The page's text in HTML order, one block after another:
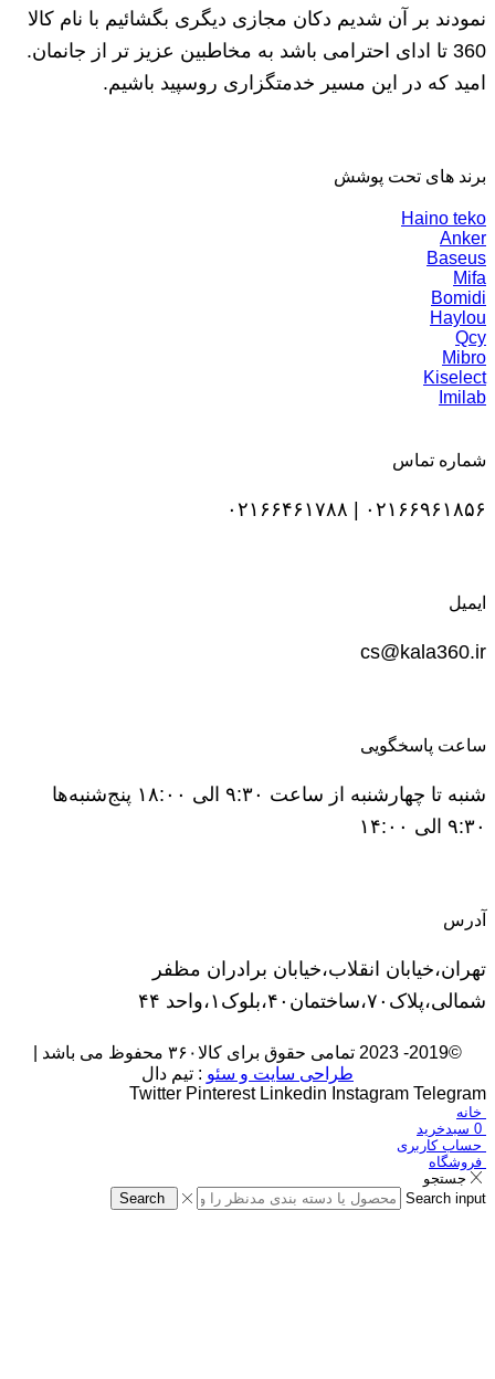
نمودند بر آن شدیم دکان مجازی دیگری بگشائیم با نام کالا
360 تا ادای احترامی باشد به مخاطبین عزیز تر از جانمان.
امید که در این مسیر خدمتگزاری روسپید باشیم.
برند های تحت پوشش
Haino teko
Anker
Baseus
Mifa
Bomidi
Haylou
Qcy
Mibro
Kiselect
Imilab
شماره تماس
۰۲۱۶۶۹۶۱۸۵۶ | ۰۲۱۶۶۴۶۱۷۸۸
ایمیل
cs@kala360.ir
ساعت پاسخگویی
شنبه تا چهارشنبه از ساعت ۹:۳۰ الی ۱۸:۰۰ پنج‌شنبه‌ها
۹:۳۰ الی ۱۴:۰۰
آدرس
تهران،خیابان انقلاب،خیابان برادران مظفر
شمالی،پلاک۷۰،ساختمان۴۰،بلوک۱،واحد ۴۴
©2019- 2023 تمامی حقوق برای کالا۳۶۰ محفوظ می باشد |
طراحی سایت و سئو : تیم دال
Twitter Pinterest Linkedin Instagram Telegram
خانه
0 سبدخرید
حساب کاربری
فروشگاه
جستجو
Search input
Search